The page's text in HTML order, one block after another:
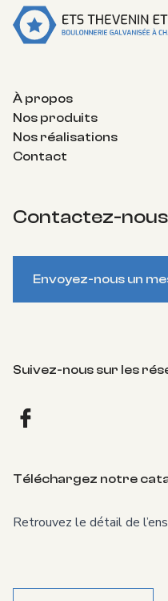
Contactez-nous
Envoyez-nous un
Suivez-nous sur les
À propos
Nos produits
Nos réalisations
Contact
Téléchargez notre
Retrouvez le détail de